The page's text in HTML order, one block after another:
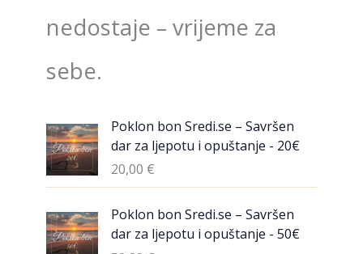
nedostaje – vrijeme za
sebe.
Poklon bon Sredi.se – Savršen
dar za ljepotu i opuštanje - 20€
20,00 €
Poklon bon Sredi.se – Savršen
dar za ljepotu i opuštanje - 50€